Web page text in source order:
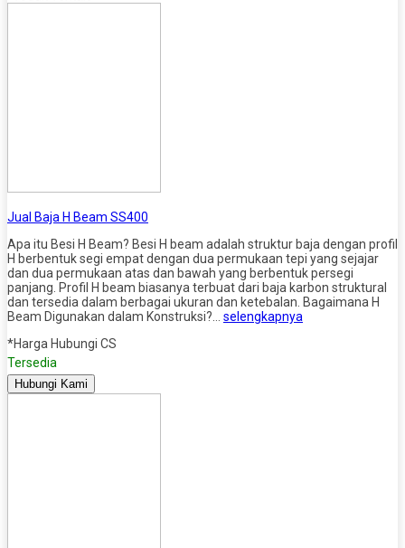
Jual Baja H Beam SS400
Apa itu Besi H Beam? Besi H beam adalah struktur baja dengan profil
H berbentuk segi empat dengan dua permukaan tepi yang sejajar
dan dua permukaan atas dan bawah yang berbentuk persegi
panjang. Profil H beam biasanya terbuat dari baja karbon struktural
dan tersedia dalam berbagai ukuran dan ketebalan. Bagaimana H
Beam Digunakan dalam Konstruksi?… selengkapnya
*Harga Hubungi CS
Tersedia
Hubungi Kami